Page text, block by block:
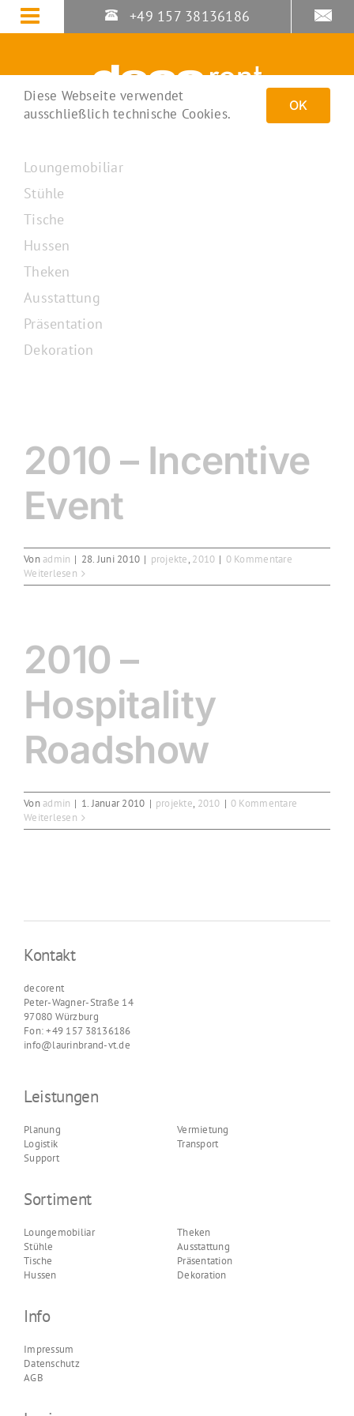
Zum
Inhalt
+49 157 38136186
2010 – Incentive
Event
Vonadmin | 28. Juni 2010 | projekte, 2010 | 0 Kommentare
Weiterlesen
2010 –
Hospitality
Roadshow
Vonadmin | 1. Januar 2010 | projekte, 2010 | 0 Kommentare
Weiterlesen
Loungemobiliar
Stühle
Tische
Hussen
Theken
Ausstattung
Präsentation
Dekoration
Diese Webseite verwendet
ausschließlich technische Cookies.
OK
Kontakt
decorent
Peter-Wagner-Straße 14
97080 Würzburg
Fon: +49 157 38136186
info@laurinbrand-vt.de
Leistungen
Planung
Logistik
Support
Vermietung
Transport
Sortiment
Loungemobiliar
Stühle
Tische
Hussen
Theken
Ausstattung
Präsentation
Dekoration
Info
Impressum
Datenschutz
AGB